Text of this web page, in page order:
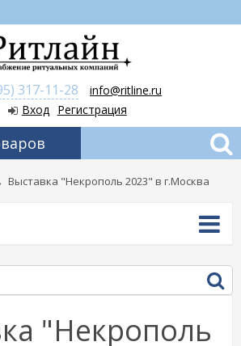
317-11-28
info@ritline.ru
Вход
Регистрация
Выставка "Некрополь 2023" в г.Москва
"Некрополь